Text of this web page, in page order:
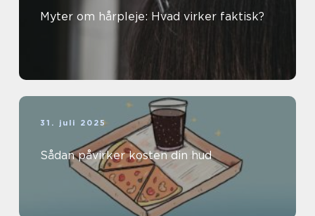
Myter om hårpleje: Hvad virker faktisk?
31. juli 2025
Sådan påvirker kosten din hud